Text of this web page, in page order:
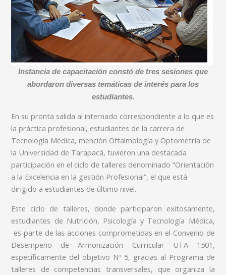
Instancia de capacitación constó de tres sesiones que
abordaron diversas temáticas de interés para los
estudiantes.
En su pronta salida al internado correspondiente a lo que es
la práctica profesional, estudiantes de la carrera de
Tecnología Médica, mención Oftalmología y Optometría de
la Universidad de Tarapacá, tuvieron una destacada
participación en el ciclo de talleres denominado “Orientación
a la Excelencia en la gestión Profesional”, el que está
dirigido a estudiantes de último nivel.
Este ciclo de talleres, donde participaron exitosamente,
estudiantes de Nutrición, Psicología y Tecnología Médica,
es parte de las acciones comprometidas en el Convenio de
Desempeño de Armonización Curricular UTA 1501,
específicamente del objetivo Nº 5, gracias al Programa de
talleres de competencias transversales, que organiza la